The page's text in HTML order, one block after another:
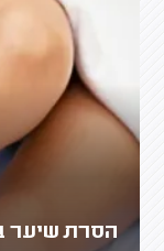
הסרת שיער